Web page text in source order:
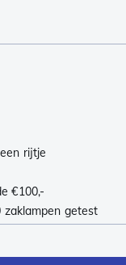
rijtje
€100,-
zaklampen getest